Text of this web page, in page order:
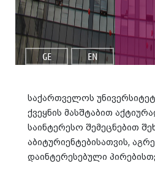
GE EN
საქართველოს
ქვეყნის მასშტაბით
საინტერესო შემეცნებით
აბიტურიენტებისათვის,
დაინტერესებული